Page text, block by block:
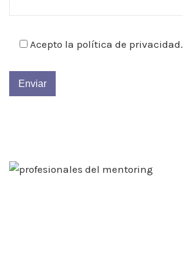
Acepto la política de privacidad.